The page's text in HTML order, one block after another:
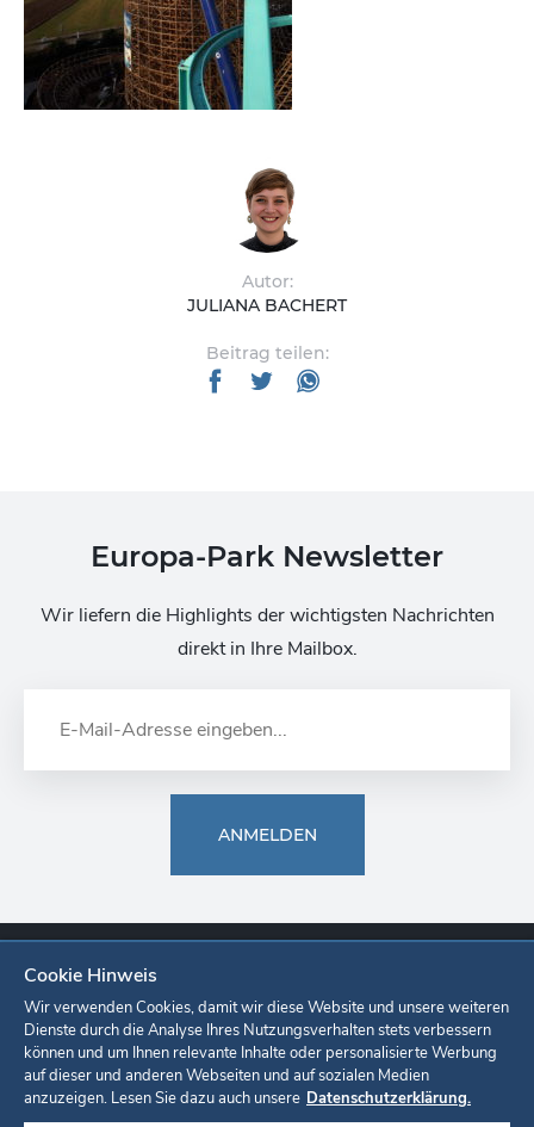
Autor:
JULIANA BACHERT
Beitrag teilen:
Europa-Park Newsletter
Wir liefern die Highlights der wichtigsten Nachrichten
direkt in Ihre Mailbox.
ANMELDEN
Europa-Park Ticketshop Onlineshop Karriere Unternehmen
Datenschutzerklärung Cookie-Einstellungen Impressum
Cookie Hinweis
Wir verwenden Cookies, damit wir diese Website und unsere weiteren
Dienste durch die Analyse Ihres Nutzungsverhalten stets verbessern
können und um Ihnen relevante Inhalte oder personalisierte Werbung
auf dieser und anderen Webseiten und auf sozialen Medien
anzuzeigen. Lesen Sie dazu auch unsere Datenschutzerklärung.